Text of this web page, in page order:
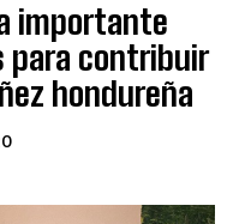
importante
para contribuir
hondureña